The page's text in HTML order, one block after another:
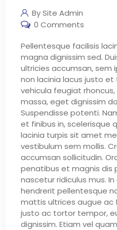
By Site Admin
0 Comments
Pellentesque facilisis
magna dignissim sed.
ultricies accumsan, sem
non lacinia lacus justo et
vehicula feugiat
massa, eget dignissim
Suspendisse potenti.
et finibus in, scelerisque
lacinia turpis sit amet
vestibulum sem mollis.
accumsan sollicitudin.
penatibus et magnis dis
nascetur ridiculus mus.
hendrerit pellentesque
mattis ultrices augue ac
justo ac tortor tempor,
dignissim. Etiam vel